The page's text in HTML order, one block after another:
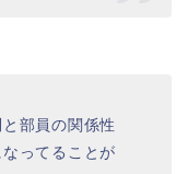
部員の関係性
ってることが